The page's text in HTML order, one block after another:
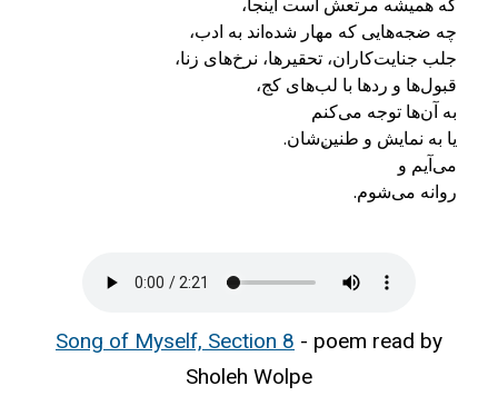
یا به نمایش و طنین‌ِشان.
روانه ‌می‌شوم.
Song of Myself, Section 8 - poem read by
Sholeh Wolpe